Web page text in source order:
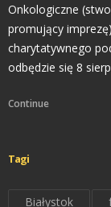
Onkologiczne
promujący
charytatywnego
odbędzie się 8
Continue
Tagi
Białystok